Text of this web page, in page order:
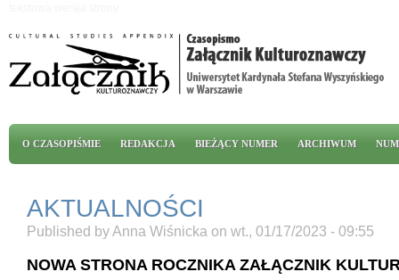
Menu główne
O CZASOPIŚMIE REDAKCJA BIEŻĄCY NUMER ARCHIWUM
AKTUALNOŚCI
Published byAnna Wiśnicka on wt., 01/17/2023 - 09:55
NOWA STRONA ROCZNIKA ZAŁĄCZNIK